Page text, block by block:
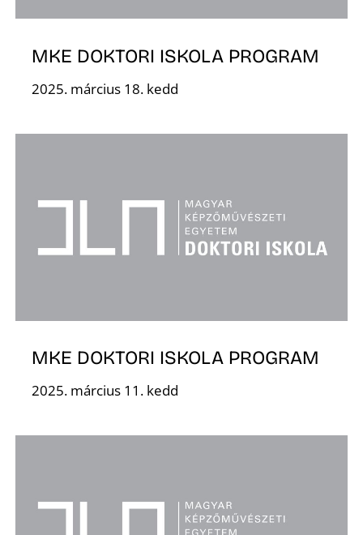
MKE DOKTORI ISKOLA PROGRAM
2025. március 18. kedd
MKE DOKTORI ISKOLA PROGRAM
2025. március 11. kedd